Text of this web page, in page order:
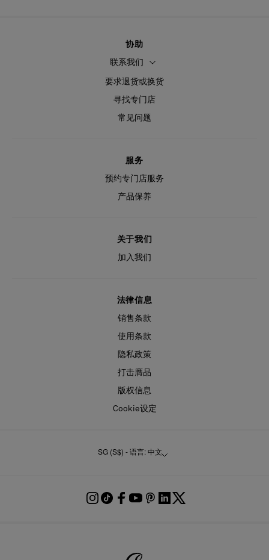
协助
联系我们
要求退货或换货
寻找专门店
常见问题
服务
预约专门店服务
产品保养
关于我们
加入我们
法律信息
销售条款
使用条款
隐私政策
打击膺品
版权信息
Cookie设定
SG (S$) - 语言: 中文